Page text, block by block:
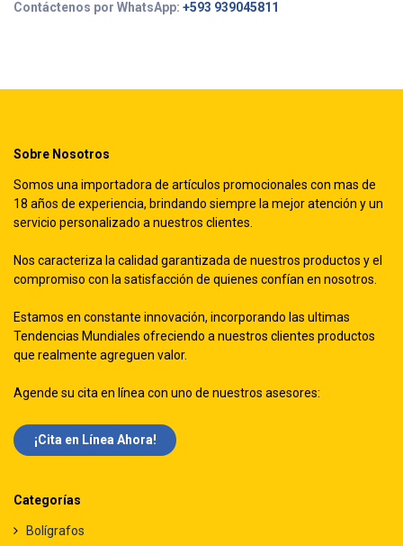
Contáctenos por WhatsApp: +593 939045811
Sobre Nosotros
Somos una importadora de artículos promocionales con mas de
18 años de experiencia, brindando siempre la mejor atención y un
servicio personalizado a nuestros clientes.
Nos caracteriza la calidad garantizada de nuestros productos y el
compromiso con la satisfacción de quienes confían en nosotros.
Estamos en constante innovación, incorporando las ultimas
Tendencias Mundiales ofreciendo a nuestros clientes productos
que realmente agreguen valor.
Agende su cita en línea con uno de nuestros asesores:
¡Cita en Línea Ah​​ora!
Categorías
Bolígrafos